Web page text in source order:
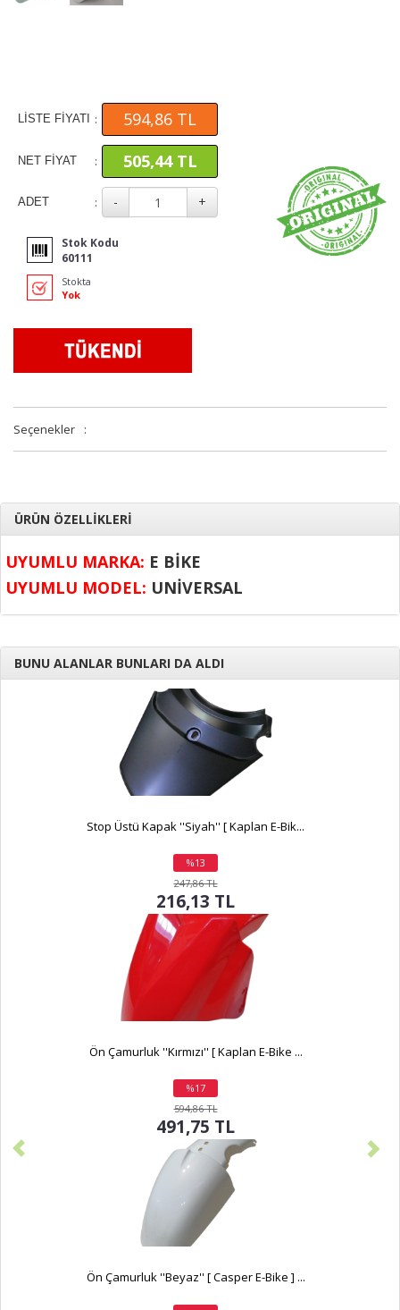
LİSTE FİYATI : 594,86 TL
NET FİYAT : 505,44 TL
ADET :
Stok Kodu
60111
Stokta
Yok
Seçenekler :
ÜRÜN ÖZELLİKLERİ
UYUMLU MARKA: E BİKE
UYUMLU MODEL: UNİVERSAL
BUNU ALANLAR BUNLARI DA ALDI
Stop Üstü Kapak ''Siyah'' [ Kaplan E-Bik...
%13
indirim
247,86 TL
216,13 TL
Ön Çamurluk ''Kırmızı'' [ Kaplan E-Bike ...
%17
indirim
594,86 TL
491,75 TL
Ön Çamurluk ''Beyaz'' [ Casper E-Bike ] ...